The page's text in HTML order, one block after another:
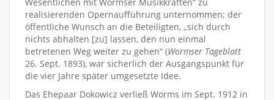
realisierenden Opernaufführung unternommen; der
öffentliche Wunsch an die Beteiligten, „sich durch
nichts abhalten [zu] lassen, den nun einmal
betretenen Weg weiter zu gehen“ (Wormser Tageblatt
26. Sept. 1893), war sicherlich der Ausgangspunkt für
die vier Jahre später umgesetzte Idee.
Das Ehepaar Dokowicz verließ Worms im Sept. 1912 in